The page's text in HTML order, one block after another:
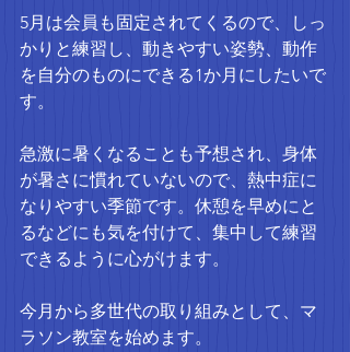
5月は会員も固定されてくるので、しっ
かりと練習し、動きやすい姿勢、動作
を自分のものにできる1か月にしたいで
す。
急激に暑くなることも予想され、身体
が暑さに慣れていないので、熱中症に
なりやすい季節です。休憩を早めにと
るなどにも気を付けて、集中して練習
できるように心がけます。
今月から多世代の取り組みとして、マ
ラソン教室を始めます。